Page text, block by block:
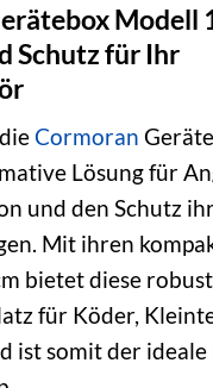
Modell
Schutz für Ihr
Cormoran
Lösung für
und den Schutz
Mit ihren
bietet diese
für Köder,
ist somit der